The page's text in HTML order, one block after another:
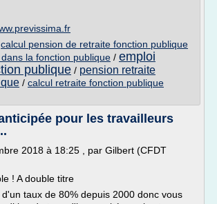
calcul pension de retraite fonction publique
la fonction publique / emploi
publique / pension retraite
/ calcul retraite fonction publique
pour les travailleurs
2018 à 18:25 , par Gilbert (CFDT
! A double titre
d'un taux de 80% depuis 2000 donc vous